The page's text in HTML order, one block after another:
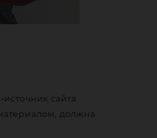
сайта
должна